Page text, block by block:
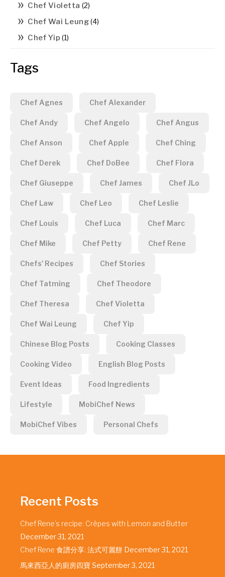
Chef Violetta (2)
Chef Wai Leung(4)
Chef Yip (1)
Tags
Chef Agnes Chef Alexander
Chef Andy Chef Angelo Chef Angus
Chef Anson Chef Apple Chef Ching
Chef Derek Chef DoBee Chef Flora
Chef Giuseppe Chef James Chef JLo
Chef Law Chef Leo Chef Leslie
Chef Louis Chef Luca Chef Marc
Chef Mike Chef Petty Chef Rene
Chefs' Recipes Chef Stories
Chef Tatming Chef Theodore
Chef Theresa Chef Violetta
Chef Wai Leung Chef Yip
Chinese Blog Posts Cooking Classes
Cooking Video English Blog Posts
Event Ideas Food Ingredients
Lifestyle MobiChef News
MobiChef Vibes Personal Chefs
Recent Posts
Chef Rene’s recipe: Crêpes with Lemon and Butter
December 31, 2021
Chef Rene 食譜分享: 法式可麗餅 December 31, 2021
馬來西亞人的廚房四寶September 3, 2021